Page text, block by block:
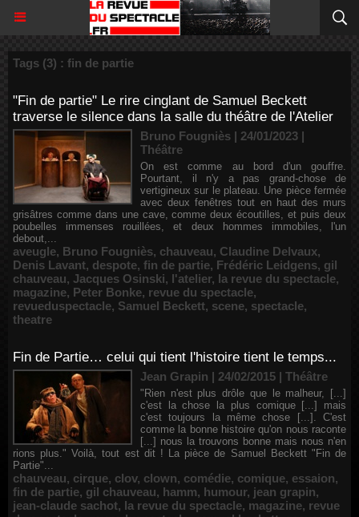
Tags (3) : fin de partie
"Fin de partie" Le rire cinglant de Samuel Beckett
traverse le silence dans la salle du théâtre de l'Atelier
Bruno Fougniès | 24/01/2023 |
Théâtre
On est comme au bord d'un gouffre.
Pourtant, il n'y a pas grand-chose de
vertigineux sur le plateau. Une pièce fermée
avec deux fenêtres tout en haut des murs
grisâtres comme dans une cave, comme deux écoutilles, et puis deux
poubelles immenses rouillées, et deux hommes immobiles, l'un
debout,...
aveugle, Bruno Fougniès, chauveau, Claudine Delvaux,
Denis Lavant, despote, fin de partie, Frédéric Leidgens, gil
chauveau, Jacques Osinski, l'atelier, la revue du spectacle,
magazine, Peter Bonke, revue du spectacle,
revueduspectacle, Samuel Beckett, scene, spectacle,
theatre
Fin de Partie… celui qui tient l'histoire tient le temps...
Jean Grapin | 24/02/2015 | Théâtre
"Rien n'est plus drôle que le malheur, [...]
c'est la chose la plus comique [...] mais
c'est toujours la même chose [...]. C'est
comme la bonne histoire qu'on nous raconte
[...] nous la trouvons bonne mais nous n'en
rions plus." Voilà, tout est dit ! La pièce de Samuel Beckett "Fin de
Partie"...
chauveau, cirque, clov, clown, comédie, comique, essaion,
fin de partie, gil chauveau, hamm, humour, jean grapin,
jean-claude sachot, la revue du spectacle, magazine, revue